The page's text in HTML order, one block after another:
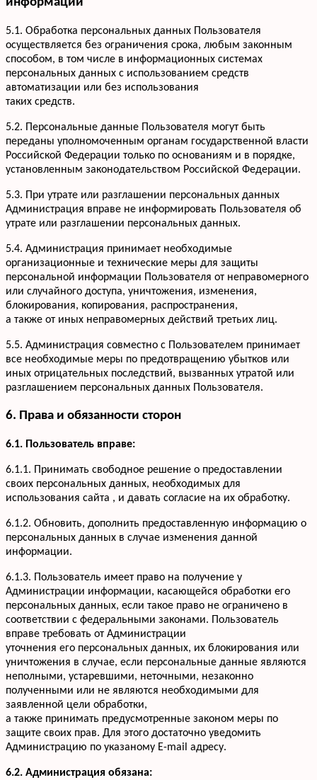
Мы онлайн, пишите
5.1. Обработка персональных данных Пользователя
осуществляется без ограничения срока, любым законным
способом, в том числе в информационных системах
персональных данных с использованием средств
автоматизации или без использования
таких средств.
5.2. Персональные данные Пользователя могут быть
переданы уполномоченным органам государственной власти
Российской Федерации только по основаниям и в порядке,
установленным законодательством Российской Федерации.
5.3. При утрате или разглашении персональных данных
Администрация вправе не информировать Пользователя об
утрате или разглашении персональных данных.
5.4. Администрация принимает необходимые
организационные и технические меры для защиты
персональной информации Пользователя от неправомерного
или случайного доступа, уничтожения, изменения,
блокирования, копирования, распространения,
а также от иных неправомерных действий третьих лиц.
5.5. Администрация совместно с Пользователем принимает
все необходимые меры по предотвращению убытков или
иных отрицательных последствий, вызванных утратой или
разглашением персональных данных Пользователя.
6. Права и обязанности сторон
6.1. Пользователь вправе:
6.1.1. Принимать свободное решение о предоставлении
своих персональных данных, необходимых для
использования сайта , и давать согласие на их обработку.
6.1.2. Обновить, дополнить предоставленную информацию о
персональных данных в случае изменения данной
информации.
6.1.3. Пользователь имеет право на получение у
Администрации информации, касающейся обработки его
персональных данных, если такое право не ограничено в
соответствии с федеральными законами. Пользователь
вправе требовать от Администрации
уточнения его персональных данных, их блокирования или
уничтожения в случае, если персональные данные являются
неполными, устаревшими, неточными, незаконно
полученными или не являются необходимыми для
заявленной цели обработки,
а также принимать предусмотренные законом меры по
защите своих прав. Для этого достаточно уведомить
Администрацию по указаному E-mail адресу.
6.2. Администрация обязана: